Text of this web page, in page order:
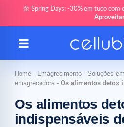
🌼 Spring Days: -30% em tudo com
Aproveitar
Home - Emagrecimento - Soluções
emagrecedora - Os alimentos detox
Os alimentos
indispensáveis